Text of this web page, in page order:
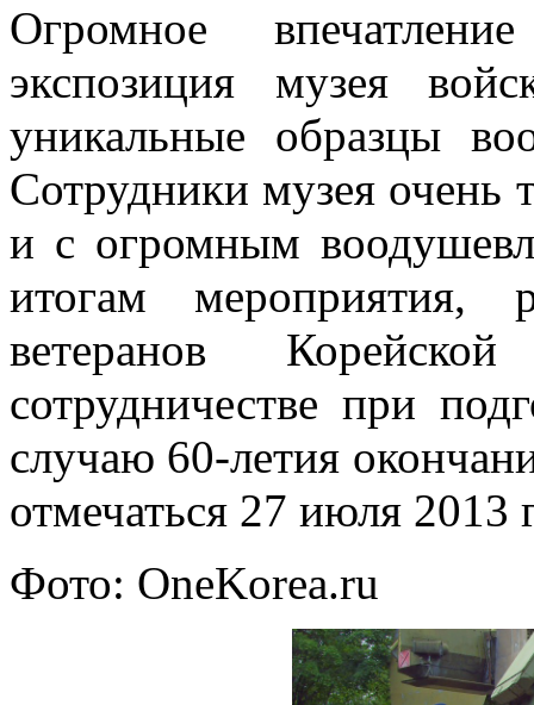
Огромное
экспозиция музея
уникальные образцы
Сотрудники музея очень
и с огромным
итогам мероприятия,
ветеранов
сотрудничестве при
случаю 60-летия
отмечаться 27 июля 2013
Фото: OneKorea.ru